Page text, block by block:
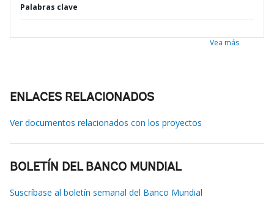
Palabras clave
Vea más
ENLACES RELACIONADOS
Ver documentos relacionados con los proyectos
BOLETÍN DEL BANCO MUNDIAL
Suscríbase al boletín semanal del Banco Mundial